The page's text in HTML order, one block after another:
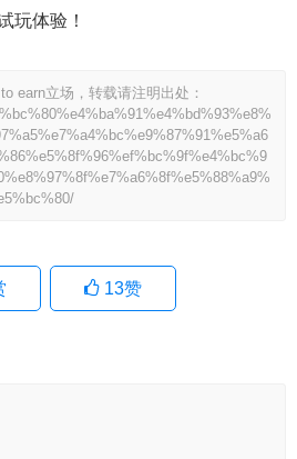
玩体验！
earn立场，转载请注明出处：
13赞